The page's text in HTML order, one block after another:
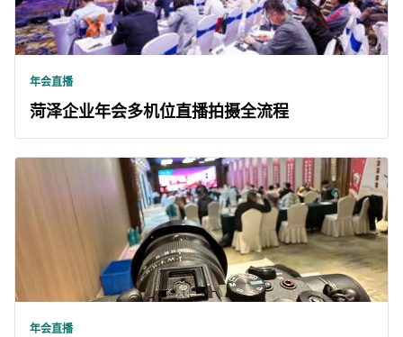
年会直播
菏泽企业年会多机位直播拍摄全流程
年会直播